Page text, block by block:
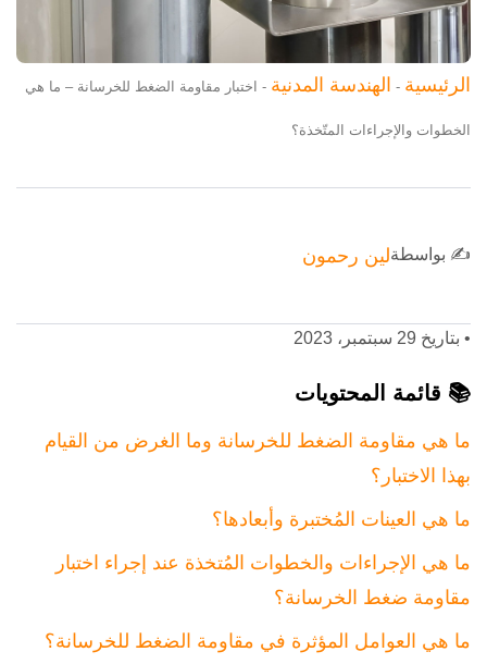
الرئيسية - الهندسة المدنية - اختبار مقاومة الضغط للخرسانة – ما هي
الخطوات والإجراءات المتّخذة؟
✍️ بواسطةلين رحمون
• بتاريخ 29 سبتمبر، 2023
📚 قائمة المحتويات
ما هي مقاومة الضغط للخرسانة وما الغرض من القيام
بهذا الاختبار؟
ما هي العينات المُختبرة وأبعادها؟
ما هي الإجراءات والخطوات المُتخذة عند إجراء اختبار
مقاومة ضغط الخرسانة؟
ما هي العوامل المؤثرة في مقاومة الضغط للخرسانة؟